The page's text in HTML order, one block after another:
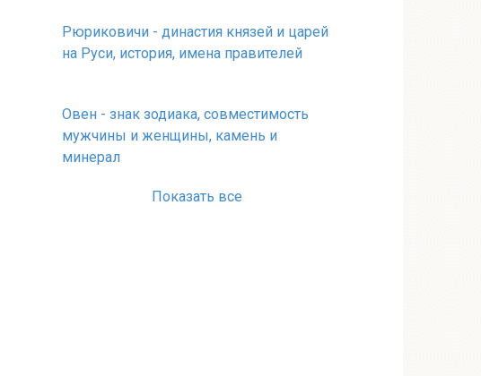
Рюриковичи - династия князей и царей
на Руси, история, имена правителей
Овен - знак зодиака, совместимость
мужчины и женщины, камень и
минерал
Показать все